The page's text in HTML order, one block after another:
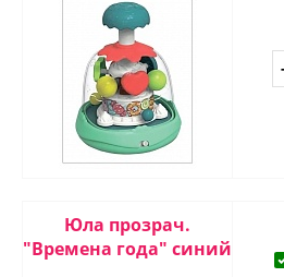
Юла прозрач.
"Времена года" синий